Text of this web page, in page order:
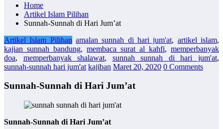
Home
Artikel Islam Pilihan
Sunnah-Sunnah di Hari Jum’at
Artikel Islam Pilihan amalan sunnah di hari jum'at, artikel islam,
kajian sunnah bandung, membaca surat al kahfi, memperbanyak
doa, memperbanyak shalawat, sunnah sunnah di hari jum'at,
sunnah-sunnah hari jum'at kajiban Maret 20, 2020 0 Comments
Sunnah-Sunnah di Hari Jum’at
Sunnah-Sunnah di Hari Jum’at